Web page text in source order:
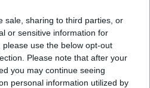
sale, sharing to third parties, or
or sensitive information for
use the below opt-out
Please note that after your
you may continue seeing
personal information utilized by